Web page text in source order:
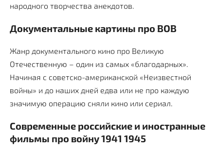
народного творчества анекдотов.
Документальные картины про ВОВ
Жанр документального кино про Великую
Отечественную – один из самых «благодарных».
Начиная с советско-американской «Неизвестной
войны» и до наших дней едва или не про каждую
значимую операцию сняли кино или сериал.
Современные российские и иностранные
фильмы про войну 1941 1945